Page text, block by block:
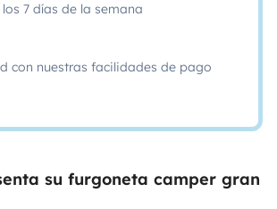
7 días de la semana
con nuestras facilidades de pago
su furgoneta camper gran